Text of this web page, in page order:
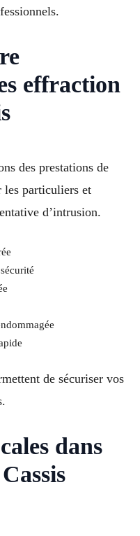
effraction
des prestations de
les particuliers et
d’intrusion.
de sécuriser vos
dans